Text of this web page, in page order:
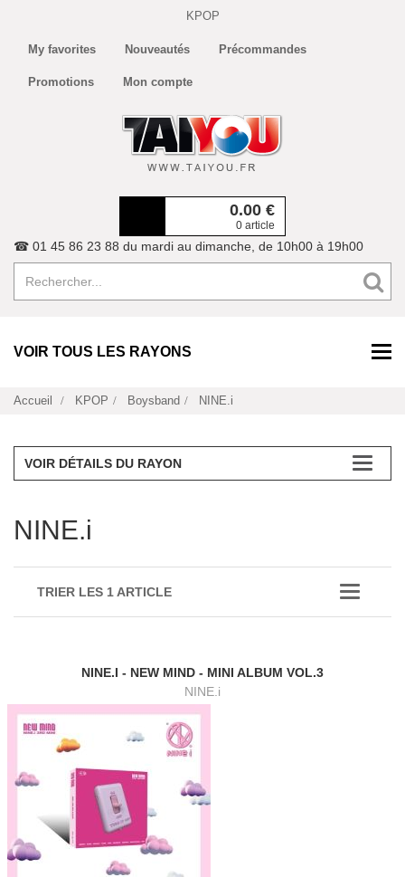
KPOP
My favorites Nouveautés Précommandes
Promotions Mon compte
0.00 €
0 article
☎ 01 45 86 23 88 du mardi au dimanche, de 10h00 à 19h00
VOIR TOUS LES RAYONS
Accueil KPOP Boysband NINE.i
VOIR DÉTAILS DU RAYON
NINE.i
TRIER LES 1 ARTICLE
NINE.I - NEW MIND - MINI ALBUM VOL.3
NINE.i